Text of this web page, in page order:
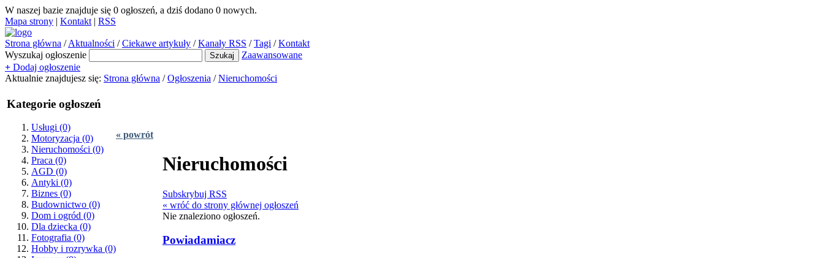
W naszej bazie znajduje się 0 ogłoszeń, a dziś dodano 0 nowych.
Mapa strony | Kontakt | RSS
Strona główna / Aktualności / Ciekawe artykuły / Kanały RSS / Tagi / Kontakt
Wyszukaj ogłoszenie
Zaawansowane
+ Dodaj ogłoszenie
Aktualnie znajdujesz się: Strona główna / Ogłoszenia / Nieruchomości
Kategorie ogłoszeń
« powrót
Usługi (0)
Motoryzacja (0)
Nieruchomości (0)
Praca (0)
AGD (0)
Antyki (0)
Biznes (0)
Budownictwo (0)
Dom i ogród (0)
Dla dziecka (0)
Fotografia (0)
Hobby i rozrywka (0)
Nieruchomości
Subskrybuj RSS
« wróć do strony głównej ogłoszeń
Nie znaleziono ogłoszeń.
Powiadamiacz